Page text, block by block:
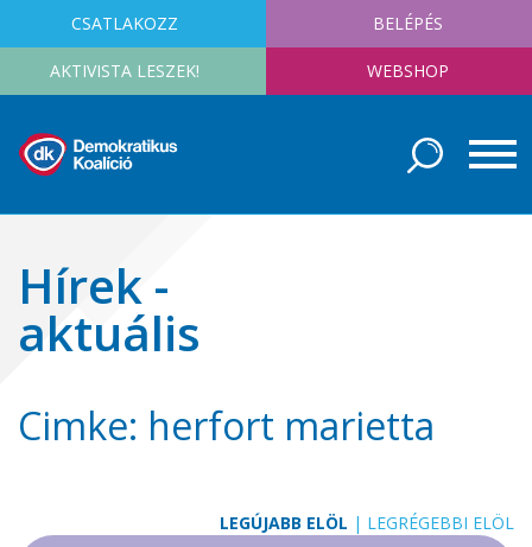
CSATLAKOZZ BELÉPÉS
AKTIVISTA LESZEK! WEBSHOP
Hírek -
aktuális
Cimke: herfort marietta
LEGÚJABB ELÖL | LEGRÉGEBBI ELÖL